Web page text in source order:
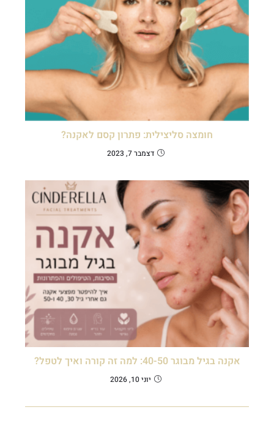
חומצה סליצילית: פתרון קסם לאקנה?
דצמבר 7, 2023
אקנה בגיל מבוגר 40-50: למה זה קורה ואיך לטפל?
יוני 10, 2026